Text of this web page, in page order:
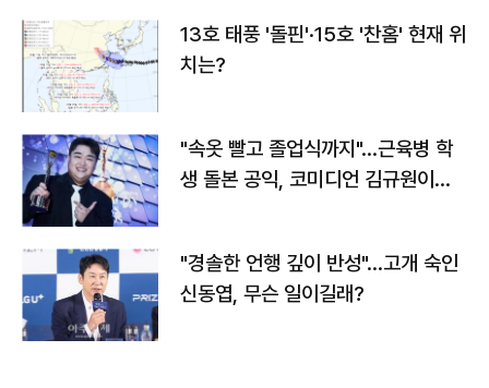
13호 태풍 '돌핀'·15호 '찬홈' 현재 위
치는?
"속옷 빨고 졸업식까지"…근육병 학
생 돌본 공익, 코미디언 김규원이었
"경솔한 언행 깊이 반성"…고개 숙인
신동엽, 무슨 일이길래?